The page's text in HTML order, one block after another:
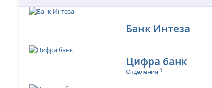
Банк Интеза
Цифра банк
Отделения 1